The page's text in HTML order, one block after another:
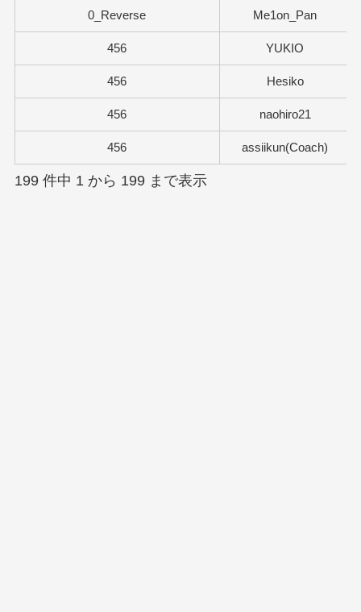
0_Reverse Me1on_Pan
456 YUKIO
456 Hesiko
456 naohiro21
456 assiikun(Coach)
199 件中 1 から 199 まで表示